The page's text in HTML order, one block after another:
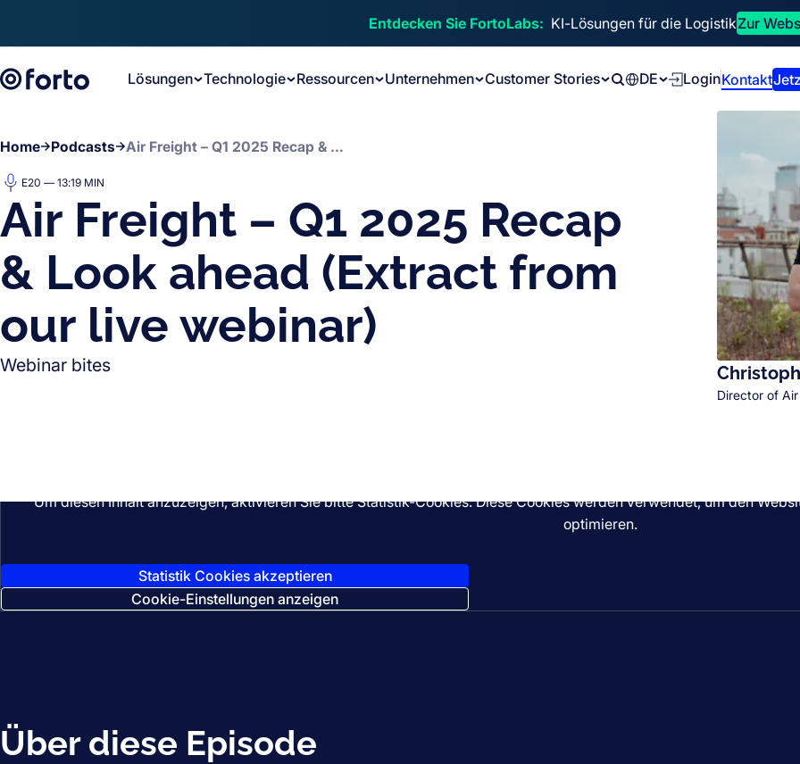
Entdecken Sie FortoLabs: KI-Lösungen für die LogistikZur
Lösungen Technologie Ressourcen Unternehmen
Customer Stories
DE LoginKontakt
Home Podcasts Air Freight – Q1 2025 Recap & Look ahead (Extract from our live webinar)
E20 — 13:19 MIN
Air Freight – Q1 2025 Recap
& Look ahead (Extract from
our live webinar)
Webinar bites
Director of
Um diesen Inhalt anzuzeigen, aktivieren Sie bitte Statistik-Cookies. Diese Cookies werden verwendet, um den
optimieren.
Statistik Cookies akzeptieren
Cookie-Einstellungen anzeigen
Über diese Episode